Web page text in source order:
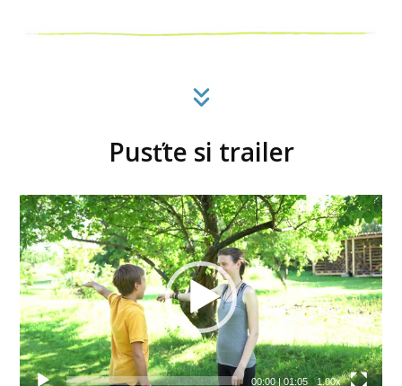
Pusťte si trailer
Video
přehrávač
00:00|01:05 1.00x